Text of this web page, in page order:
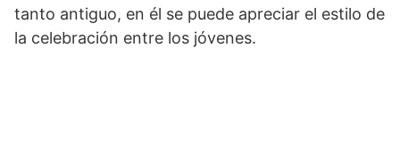
tanto antiguo, en él se puede apreciar el estilo de
la celebración entre los jóvenes.